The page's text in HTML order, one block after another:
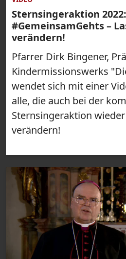
Sternsingeraktion 2022:
#GemeinsamGehts –
verändern!
Pfarrer Dirk Bingener,
Kindermissionswerks
wendet sich mit einer
alle, die auch bei der
Sternsingeraktion
verändern!